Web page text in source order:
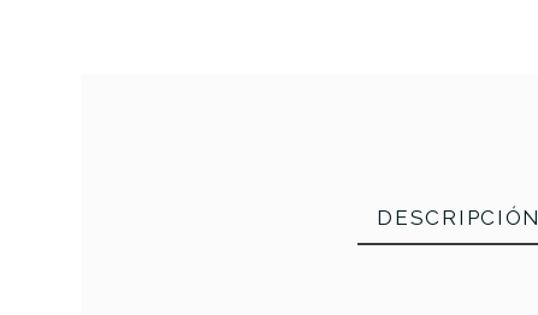
DESCRIPCIÓN